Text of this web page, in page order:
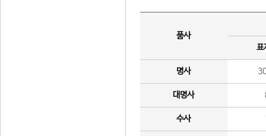
품사
표
명사
대명사
수사